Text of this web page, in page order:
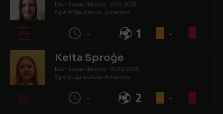
Dzimšanas datums: 14.10.2013.
Spēlētāja statuss: Amatieris
- - 1 - -
Keita Sproģe
Dzimšanas datums: 15.05.2013.
Spēlētāja statuss: Amatieris
- - 2 - -